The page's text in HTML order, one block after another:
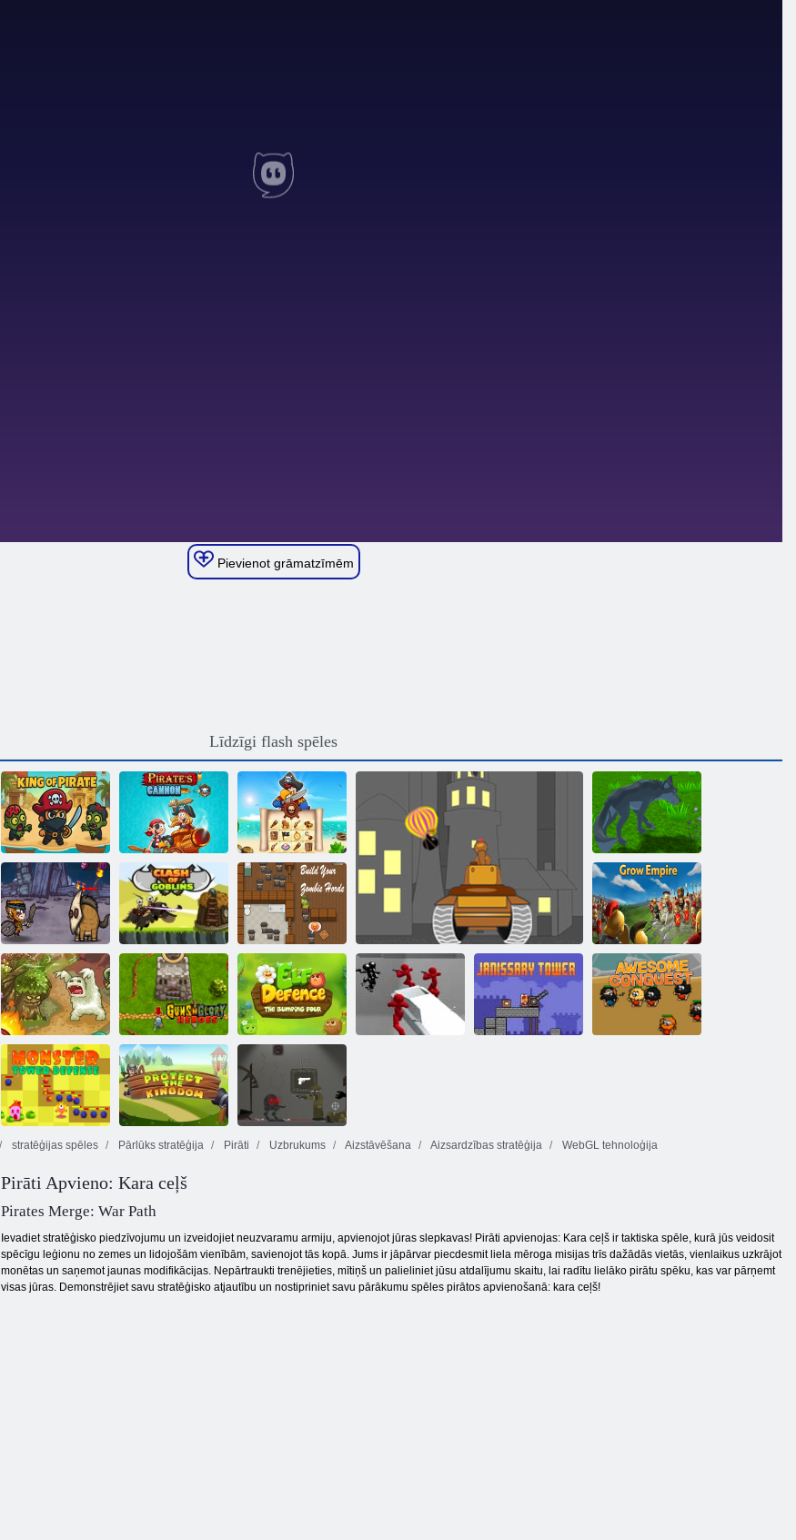
Pievienot grāmatzīmēm
Līdzīgi flash spēles
Pirātu karalis
Pirātu lielgabals
Mega kauja
Pirātu flīžu
izaicinājums
Vilku simulators
Apvienot
zvaigznīti
Goblins
sadursme
Izveidojiet savu
zombiju ordu
Augt impēriju
Grove 3 turētājs
Guns n Glory
varoņi
ELF aizsardzība
Monster Tower
aizsardzība
Aizsargājiet
Karalisti
stratēģijas spēles Pārlūks stratēģija Pirāti Uzbrukums Aizstāvēšana Aizsardzības stratēģija WebGL tehnoloģija
Pirāti Apvieno: Kara ceļš
Pirates Merge: War Path
Ievadiet stratēģisko piedzīvojumu un izveidojiet neuzvaramu armiju, apvienojot jūras slepkavas! Pirāti apvienojas: Kara ceļš ir taktiska spēle, kurā jūs veidosit
spēcīgu leģionu no zemes un lidojošām vienībām, savienojot tās kopā. Jums ir jāpārvar piecdesmit liela mēroga misijas trīs dažādās vietās, vienlaikus uzkrājot
monētas un saņemot jaunas modifikācijas. Nepārtraukti trenējieties, mītiņš un palieliniet jūsu atdalījumu skaitu, lai radītu lielāko pirātu spēku, kas var pārņemt
visas jūras. Demonstrējiet savu stratēģisko atjautību un nostipriniet savu pārākumu spēles pirātos apvienošanā: kara ceļš!